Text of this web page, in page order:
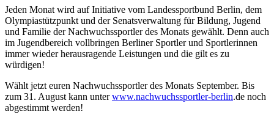
Jeden Monat wird auf Initiative vom Landessportbund Berlin, dem
Olympiastützpunkt und der Senatsverwaltung für Bildung, Jugend
und Familie der Nachwuchssportler des Monats gewählt. Denn auch
im Jugendbereich vollbringen Berliner Sportler und Sportlerinnen
immer wieder herausragende Leistungen und die gilt es zu
würdigen!
Wählt jetzt euren Nachwuchssportler des Monats September. Bis
zum 31. August kann unterwww.nachwuchssportler-berlin.de noch
abgestimmt werden!